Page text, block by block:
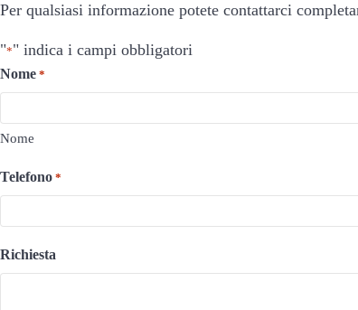
Per qualsiasi informazione potete contattarci
"*" indica i campi obbligatori
Nome *
Nome
Telefono *
Richiesta